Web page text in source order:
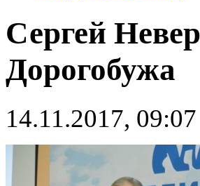
Сергей
Дорогобужа
14.11.2017, 09:07